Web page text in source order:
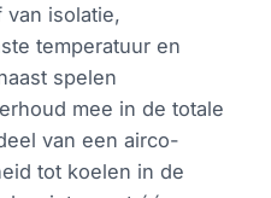
van isolatie,
temperatuur en
spelen
mee in de totale
van een airco-
tot koelen in de